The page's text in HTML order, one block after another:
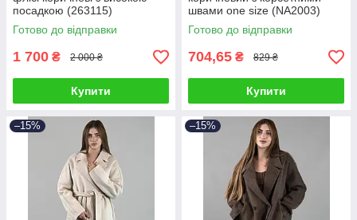
посадкою (263115)
Готово до відправки
1 700 ₴ 2 000 ₴
Купити
швами one size (NA2003)
Готово до відправки
704,65 ₴ 829 ₴
Купити
–15% –15%